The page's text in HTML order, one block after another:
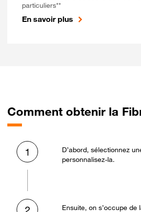
particuliers**
En savoir plus
Comment obtenir la
1
D’abord, sélectionnez
personnalisez-la.
Ensuite, on s’occupe de